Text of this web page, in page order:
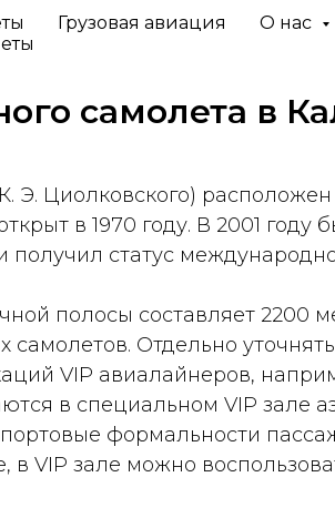
Грузовая авиация
О нас
самолета в
Циолковского) расположен
в 1970 году. В 2001 году
получил статус
полосы составляет 2200
Отдельно
VIP авиалайнеров,
в специальном VIP зале
формальности
в VIP зале можно